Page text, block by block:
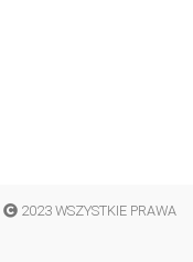
2023 WSZYSTKIE PRAWA